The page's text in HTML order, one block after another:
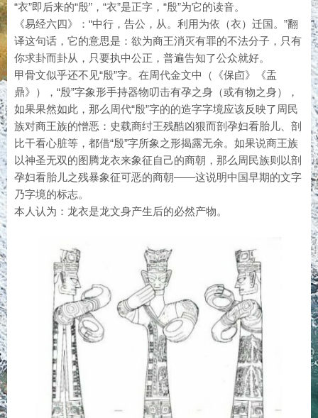
“衣”即后来的“殷”，“衣”是正字，“殷”为它的读音。
《易经六四》：“中行，告公，从。利用为依（衣）迁国。”翻
译这句话，它的意思是：欲为商王消灭有罪的不法分子，只有
你求卦而卦从，只要执中公正，普遍告知了公众就好。
甲骨文似乎还不见“殷”字。在周代金文中（《保卣》《盂
鼎》），“殷”字象形手持器物叨击有孕之身（或有物之身），
如果果然如此，那么周代“殷”字的的造字字境应该反映了周民
族对商王族的憎恶：史载商纣王残酷凶狠而剖孕妇看胎儿、剖
比干看心脏等，都借“殷”字所象之形揭露无余。如果说商王族
以神圣无双的图腾龙衣来象征自己的商朝，那么周民族则以剖
孕妇看胎儿之残暴象征可恶的商朝——这说明中国早期的文字
乃字境的标志。
本人认为：龙衣是龙文身产生后的必然产物。